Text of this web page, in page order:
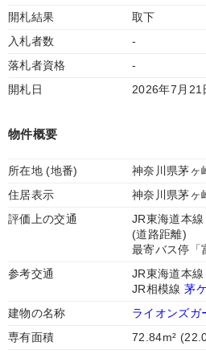
開札結果
取下
入札者数
-
落札者資格
-
開札日
2026年7月21
物件概要
所在地 (地番) 神奈川県茅
住居表示
神奈川県茅
評価上の交通
JR東海道本線
(道路距離)
最寄バス停「
参考交通
JR東海道本線
JR相模線茅
建物の名称
ライオンズガ
専有面積
72.84m²